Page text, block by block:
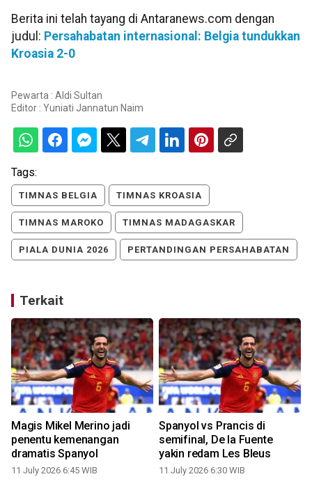
Berita ini telah tayang di Antaranews.com dengan
judul: Persahabatan internasional: Belgia tundukkan
Kroasia 2-0
Pewarta : Aldi Sultan
Editor : Yuniati Jannatun Naim
Tags:
TIMNAS BELGIA TIMNAS KROASIA
TIMNAS MAROKO TIMNAS MADAGASKAR
PIALA DUNIA 2026 PERTANDINGAN PERSAHABATAN
Terkait
Magis Mikel Merino jadi
penentu kemenangan
dramatis Spanyol
11 July 2026 6:45 WIB
Spanyol vs Prancis di
semifinal, De la Fuente
yakin redam Les Bleus
11 July 2026 6:30 WIB